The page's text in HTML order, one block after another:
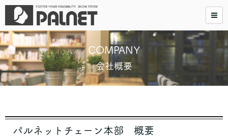
COMPANY
会社概要
パルネットチェーン本部 概要